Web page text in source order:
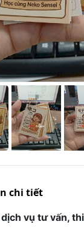
chi tiết
vụ tư vấn,